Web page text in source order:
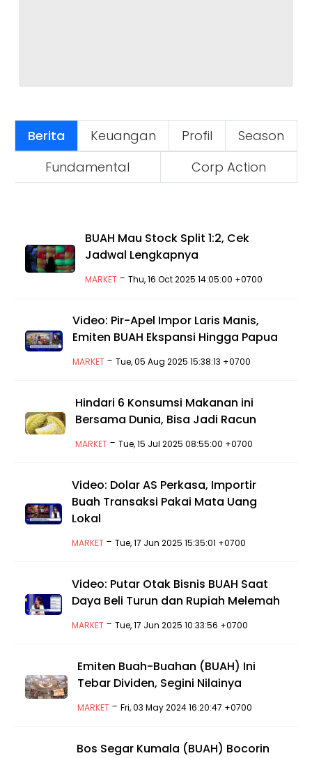
Berita Keuangan Profil
Season
Fundamental
Corp Action
BUAH Mau Stock Split 1:2, Cek
Jadwal Lengkapnya
MARKET- Thu, 16 Oct 2025 14:05:00 +0700
Video: Pir-Apel Impor Laris Manis,
Emiten BUAH Ekspansi Hingga Papua
MARKET -Tue, 05 Aug 2025 15:38:13 +0700
Hindari 6 Konsumsi Makanan ini
Bersama Dunia, Bisa Jadi Racun
MARKET -Tue, 15 Jul 2025 08:55:00 +0700
Video: Dolar AS Perkasa, Importir
Buah Transaksi Pakai Mata Uang
Lokal
MARKET -Tue, 17 Jun 2025 15:35:01 +0700
Video: Putar Otak Bisnis BUAH Saat
Daya Beli Turun dan Rupiah Melemah
MARKET- Tue, 17 Jun 2025 10:33:56 +0700
Emiten Buah-Buahan (BUAH) Ini
Tebar Dividen, Segini Nilainya
MARKET- Fri, 03 May 2024 16:20:47 +0700
Bos Segar Kumala (BUAH) Bocorin